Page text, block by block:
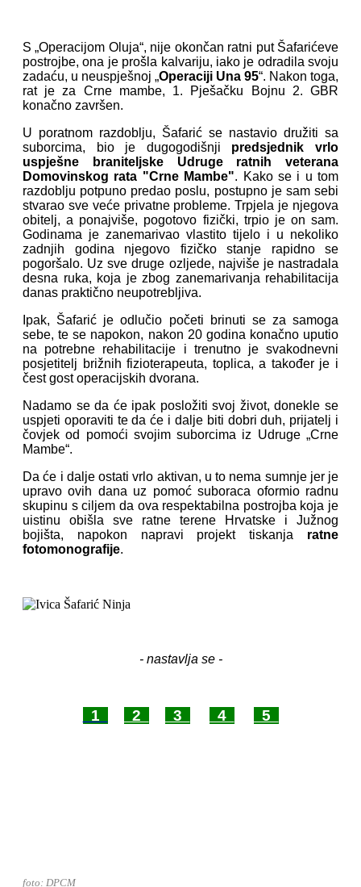
S „Operacijom Oluja“, nije okončan ratni put Šafarićeve
postrojbe, ona je prošla kalvariju, iako je odradila svoju
zadaću, u neuspješnoj „Operaciji Una 95“. Nakon toga,
rat je za Crne mambe, 1. Pješačku Bojnu 2. GBR
konačno završen.
U poratnom razdoblju, Šafarić se nastavio družiti sa
suborcima, bio je dugogodišnji predsjednik vrlo
uspješne braniteljske Udruge ratnih veterana
Domovinskog rata "Crne Mambe". Kako se i u tom
razdoblju potpuno predao poslu, postupno je sam sebi
stvarao sve veće privatne probleme. Trpjela je njegova
obitelj, a ponajviše, pogotovo fizički, trpio je on sam.
Godinama je zanemarivao vlastito tijelo i u nekoliko
zadnjih godina njegovo fizičko stanje rapidno se
pogoršalo. Uz sve druge ozljede, najviše je nastradala
desna ruka, koja je zbog zanemarivanja rehabilitacija
danas praktično neupotrebljiva.
Ipak, Šafarić je odlučio početi brinuti se za samoga
sebe, te se napokon, nakon 20 godina konačno uputio
na potrebne rehabilitacije i trenutno je svakodnevni
posjetitelj brižnih fizioterapeuta, toplica, a također je i
čest gost operacijskih dvorana.
Nadamo se da će ipak posložiti svoj život, donekle se
uspjeti oporaviti te da će i dalje biti dobri duh, prijatelj i
čovjek od pomoći svojim suborcima iz Udruge „Crne
Mambe“.
Da će i dalje ostati vrlo aktivan, u to nema sumnje jer je
upravo ovih dana uz pomoć suboraca oformio radnu
skupinu s ciljem da ova respektabilna postrojba koja je
uistinu obišla sve ratne terene Hrvatske i Južnog
bojišta, napokon napravi projekt tiskanja ratne
fotomonografije.
- nastavlja se -
1 2 3 4 5
foto: DPCM